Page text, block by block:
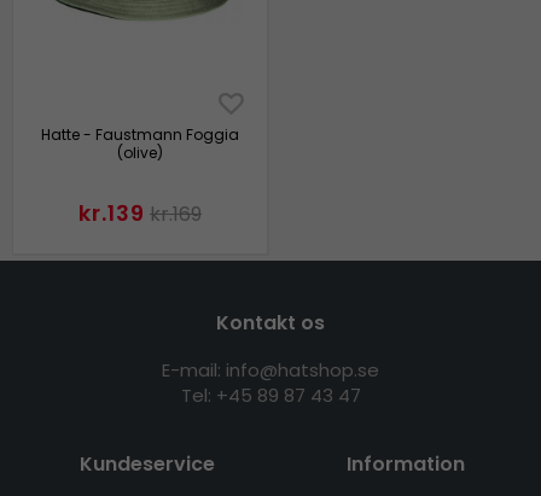
Hatte - Faustmann Foggia
(olive)
kr.139 kr.169
Kontakt os
E-mail: info@hatshop.se
Tel: +45 89 87 43 47
Kundeservice Information